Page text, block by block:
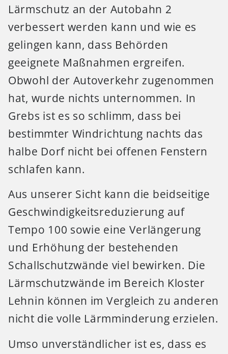
Lärmschutz an der Autobahn 2
verbessert werden kann und wie es
gelingen kann, dass Behörden
geeignete Maßnahmen ergreifen.
Obwohl der Autoverkehr zugenommen
hat, wurde nichts unternommen. In
Grebs ist es so schlimm, dass bei
bestimmter Windrichtung nachts das
halbe Dorf nicht bei offenen Fenstern
schlafen kann.
Aus unserer Sicht kann die beidseitige
Geschwindigkeitsreduzierung auf
Tempo 100 sowie eine Verlängerung
und Erhöhung der bestehenden
Schallschutzwände viel bewirken. Die
Lärmschutzwände im Bereich Kloster
Lehnin können im Vergleich zu anderen
nicht die volle Lärmminderung erzielen.
Umso unverständlicher ist es, dass es